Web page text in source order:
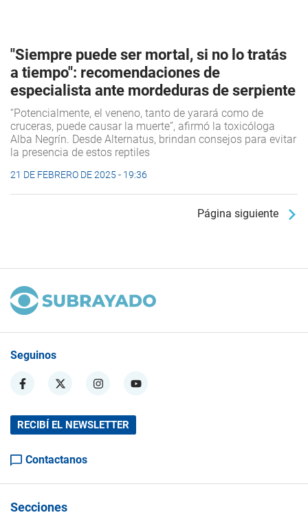
"Siempre puede ser mortal, si no lo tratás
a tiempo": recomendaciones de
especialista ante mordeduras de serpiente
“Potencialmente, el veneno, tanto de yarará como de
cruceras, puede causar la muerte”, afirmó la toxicóloga
Alba Negrín. Desde Alternatus, brindan consejos para evitar
la presencia de estos reptiles
21 DE FEBRERO DE 2025 - 19:36
Página siguiente
Seguinos
RECIBÍ EL NEWSLETTER
Contactanos
Secciones